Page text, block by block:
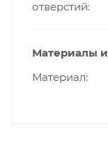
отверстий
Материалы
Материал